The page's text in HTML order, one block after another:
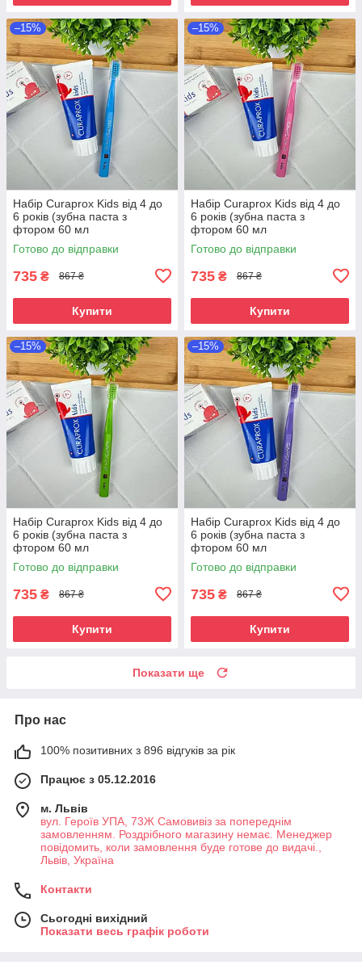
–15%
Набір Curaprox Kids від 4 до
6 років (зубна паста з
фтором 60 мл
полуниця+блакитна зубна
щітка)
Готово до відправки
735 ₴ 867 ₴
Купити
–15%
Набір Curaprox Kids від 4 до
6 років (зубна паста з
фтором 60 мл
полуниця+рожева зубна
щітка)
Готово до відправки
735 ₴ 867 ₴
Купити
–15%
Набір Curaprox Kids від 4 до
6 років (зубна паста з
фтором 60 мл
полуниця+салатова зубна
щітка)
Готово до відправки
735 ₴ 867 ₴
Купити
–15%
Набір Curaprox Kids від 4 до
6 років (зубна паста з
фтором 60 мл
полуниця+фіолетова зубна
щітка)
Готово до відправки
735 ₴ 867 ₴
Купити
Показати ще
Про нас
100% позитивних з 896 відгуків за рік
Працює з 05.12.2016
м. Львів
вул. Героїв УПА, 73Ж Самовивіз за попереднім
замовленням. Роздрібного магазину немає. Менеджер
повідомить, коли замовлення буде готове до видачі.,
Львів, Україна
Контакти
Сьогодні вихідний
Показати весь графік роботи